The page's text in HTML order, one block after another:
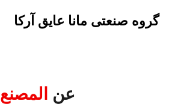
گروه صنعتی مانا عایق آرکا
عن المصنع